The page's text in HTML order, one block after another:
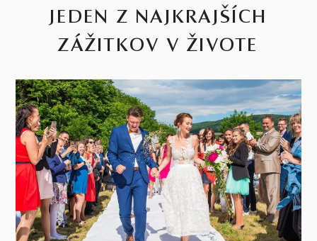
JEDEN Z NAJKRAJŠÍCH
ZÁŽITKOV V ŽIVOTE